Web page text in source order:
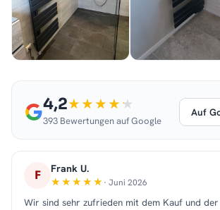
4,2
393 Bewertungen auf Google
Auf
F Frank U.
· Juni 2026
Wir sind sehr zufrieden mit dem Kauf und